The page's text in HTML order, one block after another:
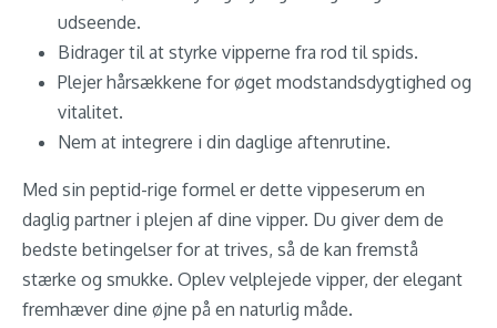
udseende.
Bidrager til at styrke vipperne fra rod til spids.
Plejer hårsækkene for øget modstandsdygtighed og
vitalitet.
Nem at integrere i din daglige aftenrutine.
Med sin peptid-rige formel er dette vippeserum en
daglig partner i plejen af dine vipper. Du giver dem de
bedste betingelser for at trives, så de kan fremstå
stærke og smukke. Oplev velplejede vipper, der elegant
fremhæver dine øjne på en naturlig måde.